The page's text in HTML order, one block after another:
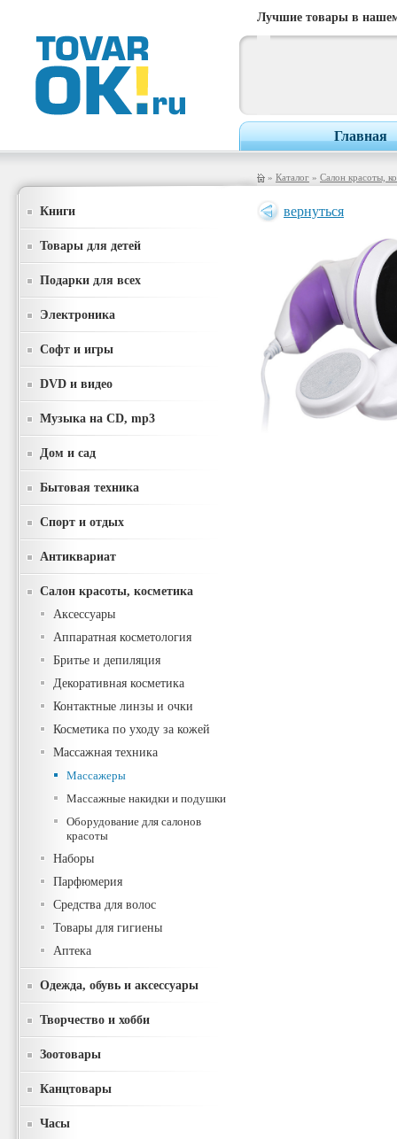
Лучшие товары в
Главная
» Каталог » Салон красоты,
Книги
Товары для детей
Подарки для всех
Электроника
Софт и игры
DVD и видео
Музыка на CD, mp3
Дом и сад
Бытовая техника
Спорт и отдых
Антиквариат
Салон красоты, косметика
Аксессуары
Аппаратная косметология
Бритье и депиляция
Декоративная косметика
Контактные линзы и очки
Косметика по уходу за кожей
Массажная техника
Массажеры
Массажные накидки и подушки
Оборудование для салонов
красоты
Наборы
Парфюмерия
Средства для волос
Товары для гигиены
Аптека
Одежда, обувь и аксессуары
Творчество и хобби
Зоотовары
Канцтовары
Часы
вернуться